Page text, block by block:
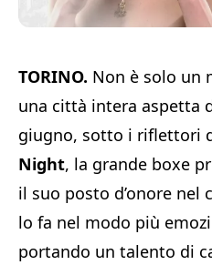
TORINO. Non è solo un
una città intera aspetta
giugno, sotto i riflettori
Night, la grande boxe
il suo posto d’onore nel
lo fa nel modo più
portando un talento di